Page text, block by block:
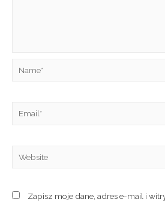
Zapisz moje dane, adres e-mail i